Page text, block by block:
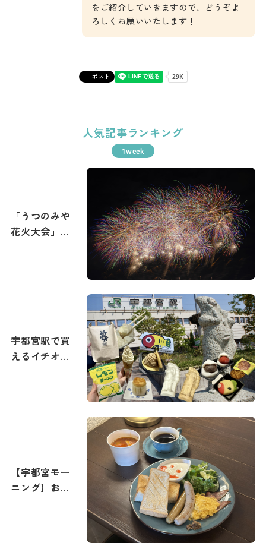
をご紹介していきますので、どうぞよ
ろしくお願いいたします！
人気記事ランキング
「うつのみや
花火大会」攻
う！
宇都宮駅で買
えるイチオシ
【宇都宮モー
ニング】おす
ポスト